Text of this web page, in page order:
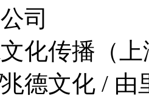
司
化传播（
兆德文化 / 由